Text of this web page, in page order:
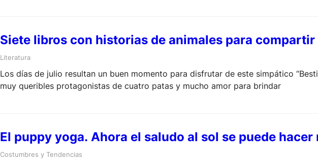
Siete libros con historias de animales para
Literatura
Los días de julio resultan un buen momento para disfrutar de este simpático
muy queribles protagonistas de cuatro patas y mucho amor para brindar
El puppy yoga. Ahora el saludo al sol se puede
Costumbres y Tendencias